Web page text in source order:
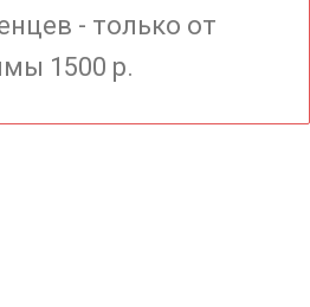
- только от
1500 р.